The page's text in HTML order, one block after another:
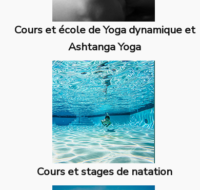
Cours et école de Yoga dynamique et
Ashtanga Yoga
Cours et stages de natation